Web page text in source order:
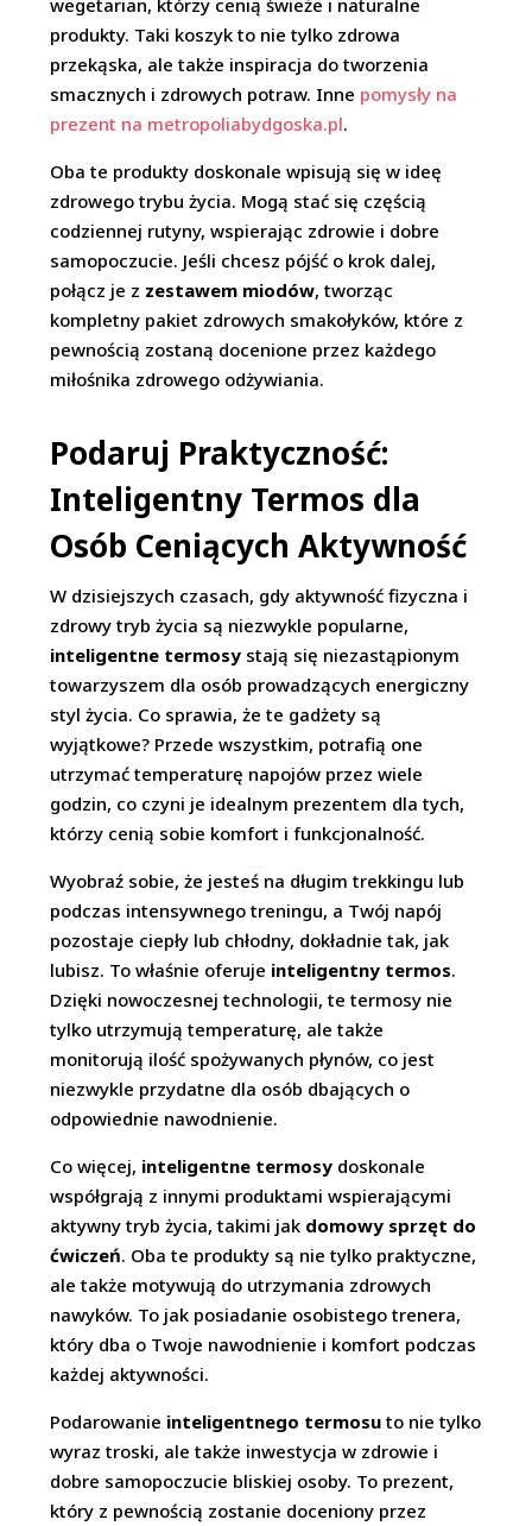
produkty. Taki koszyk to nie tylko zdrowa
przekąska, ale także inspiracja do tworzenia
smacznych i zdrowych potraw. Inne pomysły na
prezent na metropoliabydgoska.pl.
Oba te produkty doskonale wpisują się w ideę
zdrowego trybu życia. Mogą stać się częścią
codziennej rutyny, wspierając zdrowie i dobre
samopoczucie. Jeśli chcesz pójść o krok dalej,
połącz je z zestawem miodów, tworząc
kompletny pakiet zdrowych smakołyków, które z
pewnością zostaną docenione przez każdego
miłośnika zdrowego odżywiania.
Podaruj Praktyczność:
Inteligentny Termos dla
Osób Ceniących Aktywność
W dzisiejszych czasach, gdy aktywność fizyczna i
zdrowy tryb życia są niezwykle popularne,
inteligentne termosy stają się niezastąpionym
towarzyszem dla osób prowadzących energiczny
styl życia. Co sprawia, że te gadżety są
wyjątkowe? Przede wszystkim, potrafią one
utrzymać temperaturę napojów przez wiele
godzin, co czyni je idealnym prezentem dla tych,
którzy cenią sobie komfort i funkcjonalność.
Wyobraź sobie, że jesteś na długim trekkingu lub
podczas intensywnego treningu, a Twój napój
pozostaje ciepły lub chłodny, dokładnie tak, jak
lubisz. To właśnie oferuje inteligentny termos.
Dzięki nowoczesnej technologii, te termosy nie
tylko utrzymują temperaturę, ale także
monitorują ilość spożywanych płynów, co jest
niezwykle przydatne dla osób dbających o
odpowiednie nawodnienie.
Co więcej, inteligentne termosy doskonale
współgrają z innymi produktami wspierającymi
aktywny tryb życia, takimi jak domowy sprzęt do
ćwiczeń. Oba te produkty są nie tylko praktyczne,
ale także motywują do utrzymania zdrowych
nawyków. To jak posiadanie osobistego trenera,
który dba o Twoje nawodnienie i komfort podczas
każdej aktywności.
Podarowanie inteligentnego termosu to nie tylko
wyraz troski, ale także inwestycja w zdrowie i
dobre samopoczucie bliskiej osoby. To prezent,
który z pewnością zostanie doceniony przez